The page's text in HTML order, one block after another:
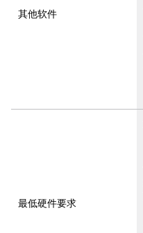
其他软件
最低硬件要求